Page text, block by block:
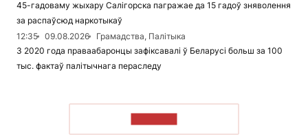
45-гадоваму жыхару Салігорска пагражае да 15 гадоў зняволення
за распаўсюд наркотыкаў
12:35
09.08.2026
Грамадства, Палітыка
З 2020 года праваабаронцы зафіксавалі ў Беларусі больш за 100
тыс. фактаў палітычнага пераследу